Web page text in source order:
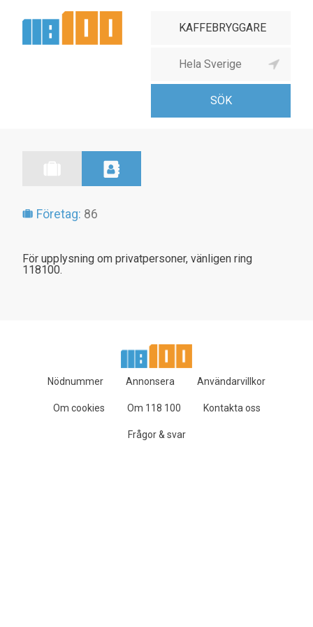
Företag: 86
För upplysning om privatpersoner, vänligen ring
118100.
Nödnummer Annonsera Användarvillkor
Om cookies Om 118 100 Kontakta oss
Frågor & svar